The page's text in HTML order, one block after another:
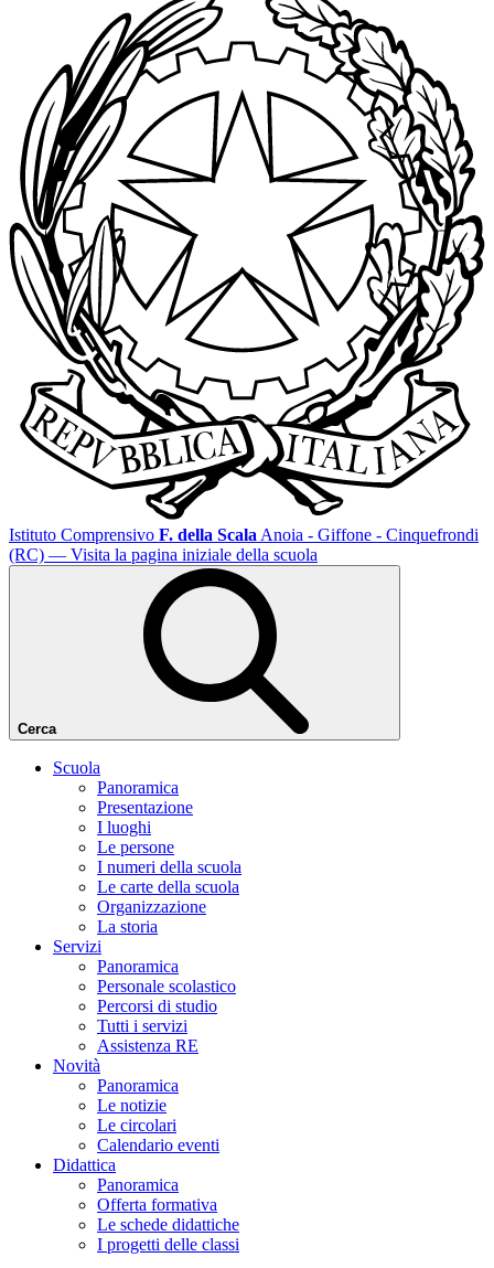
Istituto Comprensivo F. della Scala Anoia - Giffone - Cinquefrondi
(RC) — Visita la pagina iniziale della scuola
Cerca
Scuola
Panoramica
Presentazione
I luoghi
Le persone
I numeri della scuola
Le carte della scuola
Organizzazione
La storia
Servizi
Panoramica
Personale scolastico
Percorsi di studio
Tutti i servizi
Assistenza RE
Novità
Panoramica
Le notizie
Le circolari
Calendario eventi
Didattica
Panoramica
Offerta formativa
Le schede didattiche
I progetti delle classi